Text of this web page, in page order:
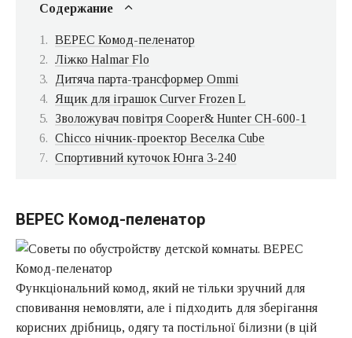
Содержание
ВЕРЕС Комод-пеленатор
Ліжко Halmar Flo
Дитяча парта-трансформер Ommi
Ящик для іграшок Curver Frozen L
Зволожувач повітря Cooper& Hunter CH-600-1
Chicco нічник-проектор Веселка Cube
Спортивний куточок Юнга 3-240
ВЕРЕС Комод-пеленатор
Функціональний комод, який не тільки зручний для
сповивання немовляти, але і підходить для зберігання
корисних дрібниць, одягу та постільної білизни (в цій